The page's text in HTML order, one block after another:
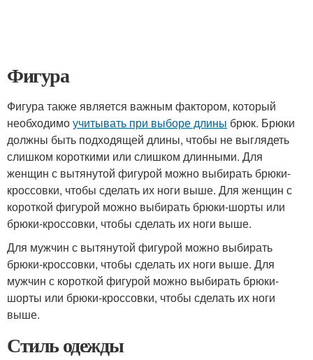
Фигура
Фигура также является важным фактором, который
необходимоучитывать при выборе длины брюк. Брюки
должны быть подходящей длины, чтобы не выглядеть
слишком короткими или слишком длинными. Для
женщин с вытянутой фигурой можно выбирать брюки-
кроссовки, чтобы сделать их ноги выше. Для женщин с
короткой фигурой можно выбирать брюки-шорты или
брюки-кроссовки, чтобы сделать их ноги выше.
Для мужчин с вытянутой фигурой можно выбирать
брюки-кроссовки, чтобы сделать их ноги выше. Для
мужчин с короткой фигурой можно выбирать брюки-
шорты или брюки-кроссовки, чтобы сделать их ноги
выше.
Стиль одежды